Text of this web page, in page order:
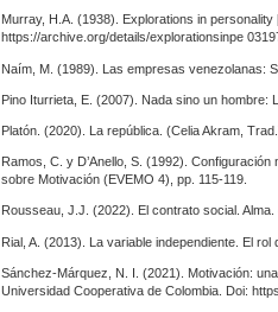
Murray, H.A. (1938). Explorations in
https://archive.org/details/explorationsinpe
Naím, M. (1989). Las empresas venezolanas:
Pino Iturrieta, E. (2007). Nada sino un hombre:
Platón. (2020). La república. (Celia Akram,
Ramos, C. y D’Anello, S. (1992).
sobre Motivación (EVEMO 4), pp. 115-119.
Rousseau, J.J. (2022). El contrato social.
Rial, A. (2013). La variable independiente. El
Sánchez-Márquez, N. I. (2021). Motivación:
Universidad Cooperativa de Colombia. Doi: